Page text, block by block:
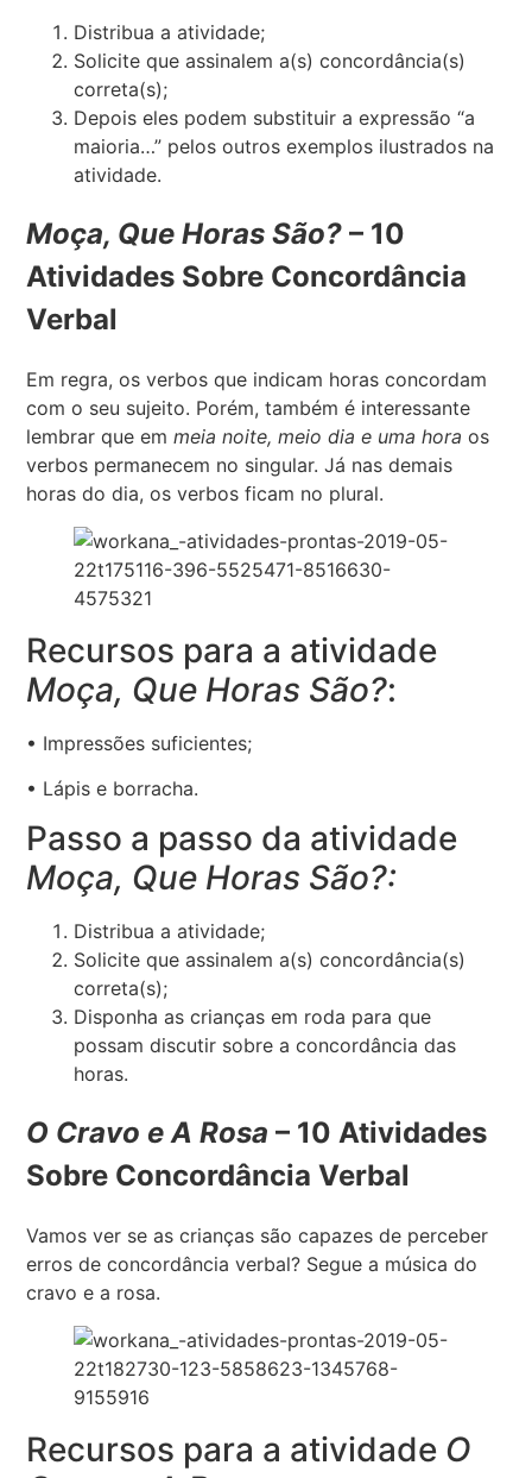
Distribua a atividade;
Solicite que assinalem a(s) concordância(s)
correta(s);
Depois eles podem substituir a expressão “a
maioria…” pelos outros exemplos ilustrados na
atividade.
Moça, Que Horas São? – 10
Atividades Sobre Concordância
Verbal
Em regra, os verbos que indicam horas concordam
com o seu sujeito. Porém, também é interessante
lembrar que emmeia noite, meio dia e uma horaos
verbos permanecem no singular. Já nas demais
horas do dia, os verbos ficam no plural.
Recursos para a atividade
Moça, Que Horas São?:
• Impressões suficientes;
• Lápis e borracha.
Passo a passo da atividade
Moça, Que Horas São?:
Distribua a atividade;
Solicite que assinalem a(s) concordância(s)
correta(s);
Disponha as crianças em roda para que
possam discutir sobre a concordância das
horas.
O Cravo e A Rosa – 10 Atividades
Sobre Concordância Verbal
Vamos ver se as crianças são capazes de perceber
erros de concordância verbal? Segue a música do
cravo e a rosa.
Recursos para a atividade O